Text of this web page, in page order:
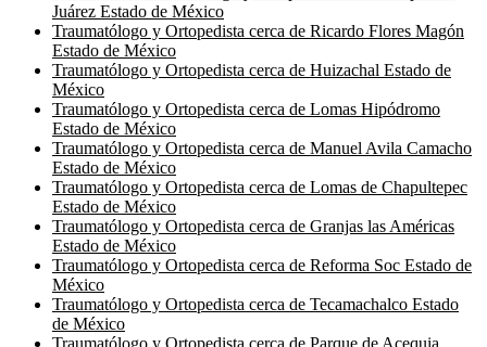
Juárez Estado de México
Traumatólogo y Ortopedista cerca de Ricardo Flores Magón
Estado de México
Traumatólogo y Ortopedista cerca de Huizachal Estado de
México
Traumatólogo y Ortopedista cerca de Lomas Hipódromo
Estado de México
Traumatólogo y Ortopedista cerca de Manuel Avila Camacho
Estado de México
Traumatólogo y Ortopedista cerca de Lomas de Chapultepec
Estado de México
Traumatólogo y Ortopedista cerca de Granjas las Américas
Estado de México
Traumatólogo y Ortopedista cerca de Reforma Soc Estado de
México
Traumatólogo y Ortopedista cerca de Tecamachalco Estado
de México
Traumatólogo y Ortopedista cerca de Parque de Acequia